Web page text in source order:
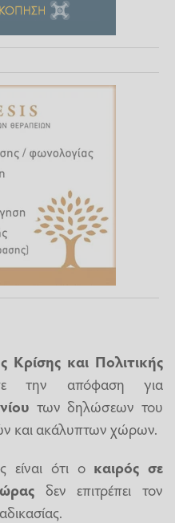
Κρίσης και Πολιτικής
την απόφαση για
των δηλώσεων του
και ακάλυπτων χώρων.
είναι ότι ο καιρός σε
δεν επιτρέπει τον